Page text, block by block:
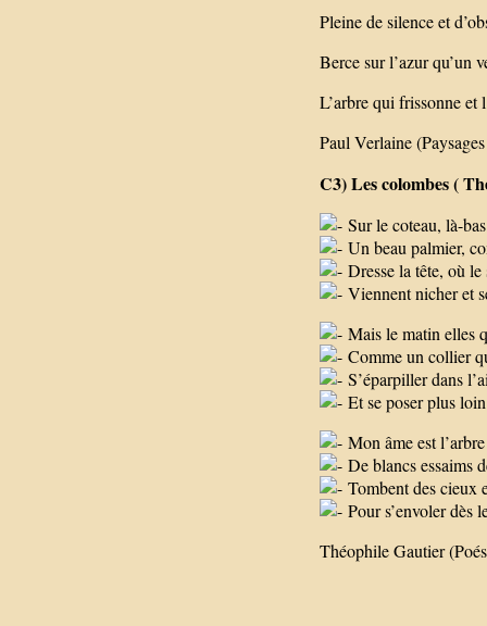
Pleine de silence et
Berce sur l’azur qu’un
L’arbre qui frissonne et
Paul Verlaine
C3) Les colombes (
Sur le coteau, là-
Un beau palmier,
Dresse la tête, où
Viennent nicher et
Mais le matin elles
Comme un collier
S’éparpiller dans
Et se poser plus
Mon âme est
De blancs essaims
Tombent des cieux
Pour s’envoler dès
Théophile Gautier